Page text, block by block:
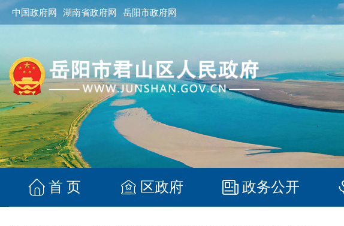
中国政府网 湖南省政府网 岳阳市政府网
首 页 区政府 政务公开